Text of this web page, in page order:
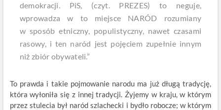
demokracji. PiS, (czyt. PREZES) to neguje,
wprowadza w to miejsce NARÓD rozumiany
w sposób etniczny, populistyczny, nawet czasami
rasowy, i ten naród jest pojęciem zupełnie innym
niż zbiór obywateli.”
To prawda i takie pojmowanie narodu ma już długą tradycję,
która wyłoniła się z innej tradycji. Żyjemy w kraju, w którym
przez stulecia był naród szlachecki i bydło robocze; w którym